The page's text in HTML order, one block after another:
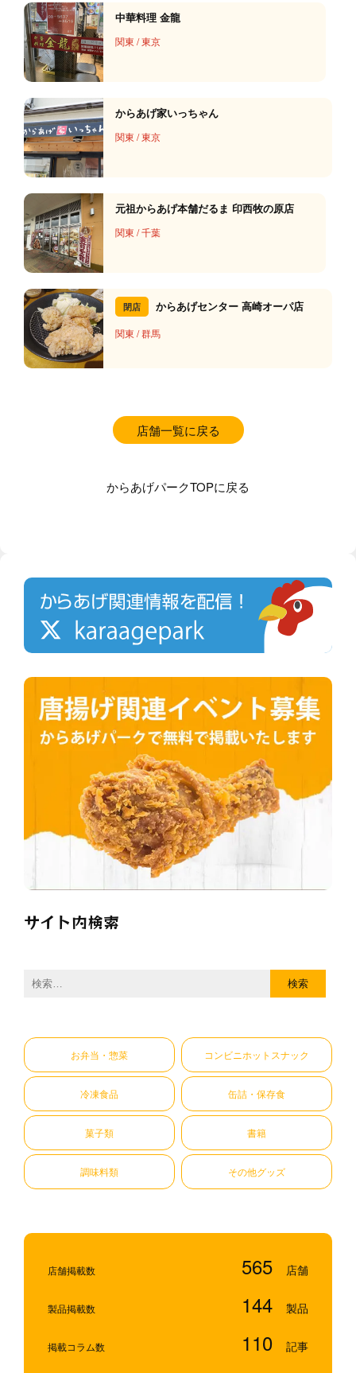
中華料理 金龍
関東 /東京
からあげ家いっちゃん
関東 /東京
元祖からあげ本舗だるま 印西牧の原店
関東 /千葉
閉店 からあげセンター 高崎オーパ店
関東 /群馬
店舗一覧に戻る
からあげパークTOPに戻る
サイト内検索
検
お弁当・惣菜 コンビニホットスナック
冷凍食品 缶詰・保存食
菓子類 書籍
調味料類 その他グッズ
店舗掲載数 565
製品掲載数 144
掲載コラム数 110